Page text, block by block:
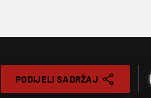
PODIJELI SADRŽAJ